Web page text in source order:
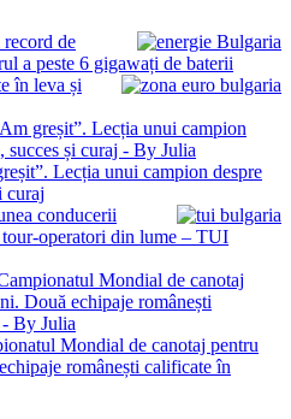
de
a peste 6 gigawați de baterii
în leva și
Lecția unui campion despre
curaj
conducerii
operatori din lume – TUI
Mondial de canotaj pentru
românești calificate în